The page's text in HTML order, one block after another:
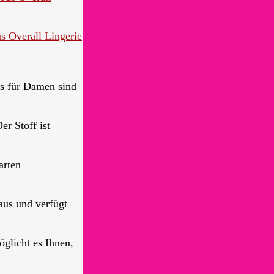
Overall Lingerie
für Damen sind
Stoff ist
und verfügt
es Ihnen,